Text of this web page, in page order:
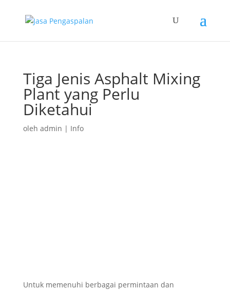
Tiga Jenis Asphalt Mixing
Plant yang Perlu
Diketahui
oleh admin | Info
Untuk memenuhi berbagai permintaan dan